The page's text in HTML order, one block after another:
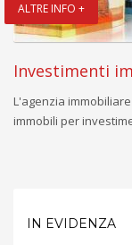
ALTRE INFO +
Investimenti
L'agenzia
immobili per
IN EVIDENZA